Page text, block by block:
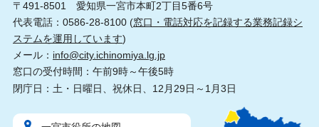
〒491-8501 愛知県一宮市本町2丁目5番6号
代表電話：0586-28-8100 (窓口・電話対応を記録する業務記録シ
ステムを運用しています)
メール： info@city.ichinomiya.lg.jp
窓口の受付時間：午前9時～午後5時
閉庁日：土・日曜日、祝休日、12月29日～1月3日